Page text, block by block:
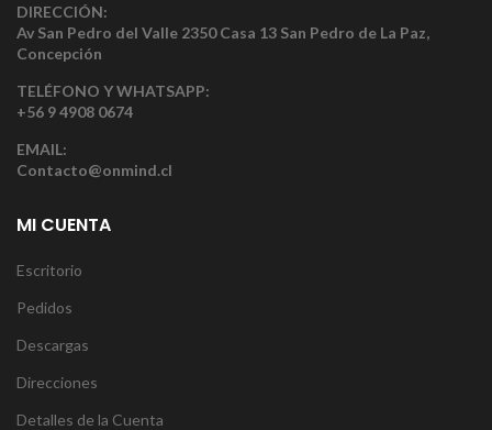
DIRECCIÓN:
Av San Pedro del Valle 2350 Casa 13 San Pedro de La Paz,
Concepción
TELÉFONO Y WHATSAPP:
+56 9 4908 0674
EMAIL:
Contacto@onmind.cl
MI CUENTA
Escritorio
Pedidos
Descargas
Direcciones
Detalles de la Cuenta